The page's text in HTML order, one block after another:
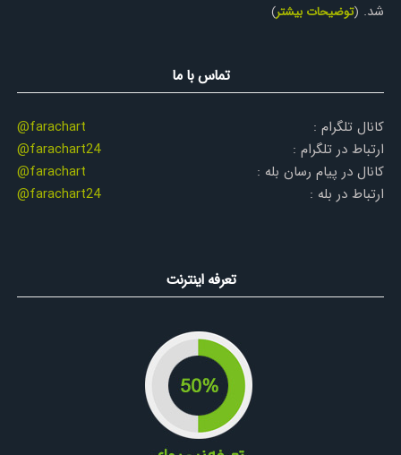
شد. (توضیحات بیشتر)
تماس با ما
کانال تلگرام :
@farachart
ارتباط در تلگرام :
@farachart24
کانال در پیام رسان بله :
@farachart
ارتباط در بله :
@farachart24
تعرفه اینترنت